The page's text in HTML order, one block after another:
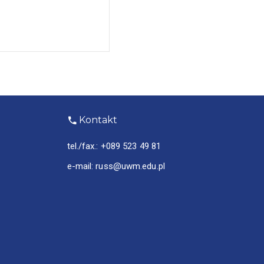
Kontakt
tel./fax.: +089 523 49 81
e-mail:russ@uwm.edu.pl